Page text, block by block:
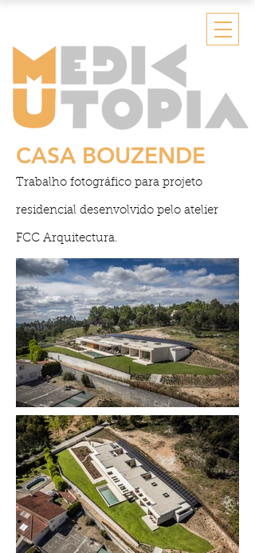
CASA BOUZENDE
Trabalho fotográfico para projeto
residencial desenvolvido pelo atelier
FCC Arquitectura.